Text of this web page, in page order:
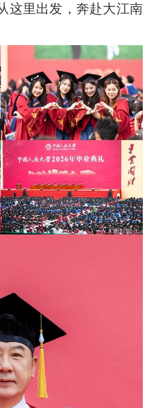
这里出发，奔赴大江南